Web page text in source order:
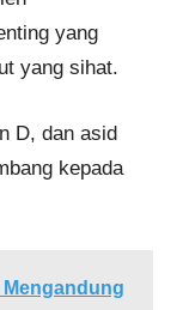
yang
yang sihat.
D, dan asid
kepada